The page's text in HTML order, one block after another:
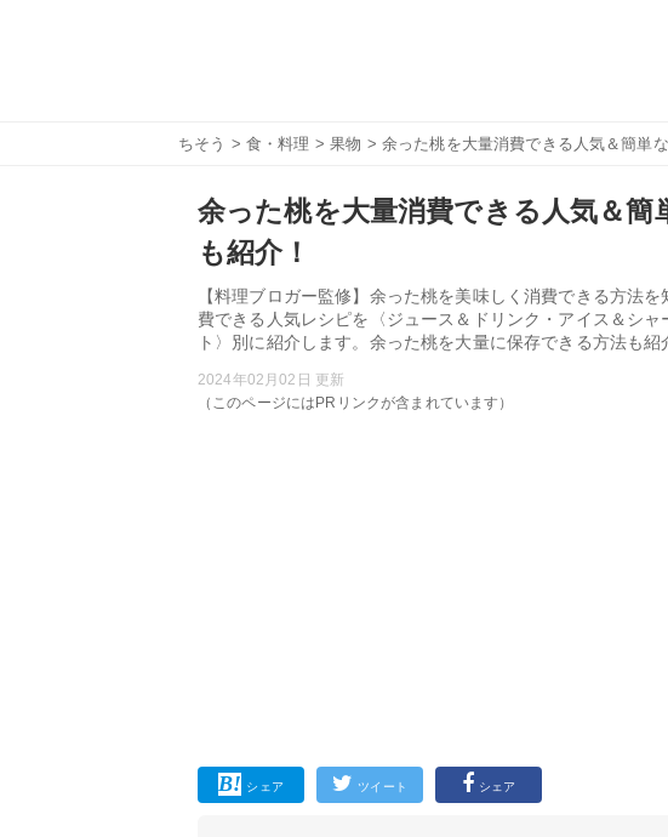
ちそう > 食・料理 >果物 > 余った桃を大量消費できる人気＆簡単
余った桃を大量消費できる人気＆簡
も紹介！
【料理ブロガー監修】余った桃を美味しく消費できる方法
費できる人気レシピを〈ジュース＆ドリンク・アイス＆シ
ト〉別に紹介します。余った桃を大量に保存できる方法も紹
2024年02月02日 更新
（このページにはPRリンクが含まれています）
シェア ツイート シェア